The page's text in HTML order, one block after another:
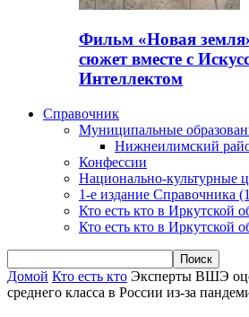
Фильм «Новая
сюжет вместе с
Интеллектом
Справочник
Муниципальные
Нижнеилимский
Конфессии
Национально-культурные
1-е издание Справочника
Кто есть кто в Иркутской
Кто есть кто в Иркутской
Домой Кто есть кто Эксперты ВШЭ
среднего класса в России из-за